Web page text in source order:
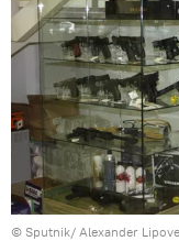
© Sputnik/ Alexander